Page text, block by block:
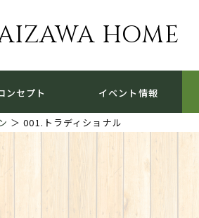
HOME
ンセプト イベント情報
＞ 001.トラディショナル